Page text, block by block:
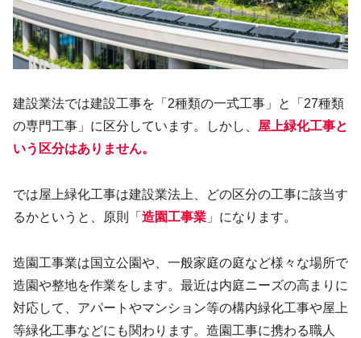
建設業法では建設工事を「2種類の一式工事」と「27種類
の専門工事」に区分しています。しかし、 屋上緑化工事と
いう区分はありません。
では屋上緑化工事は建設業法上、どの区分の工事に該当す
るかというと、原則「 造園工事業 」になります。
造園工事業は国立公園や、一般家庭の庭など様々な場所で
造園や整地を作業をします。最近は内庭ニーズの高まりに
対応して、アパートやマンション等の構内緑化工事や屋上
等緑化工事などにも関わります。造園工事に携わる職人